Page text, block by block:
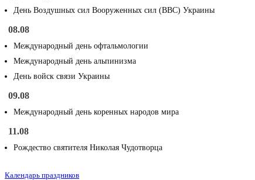
День Воздушных сил Вооруженных сил (ВВС) Украины
08.08
Международный день офтальмологии
Международный день альпинизма
День войск связи Украины
09.08
Международный день коренных народов мира
11.08
Рождество святителя Николая Чудотворца
Календарь праздников